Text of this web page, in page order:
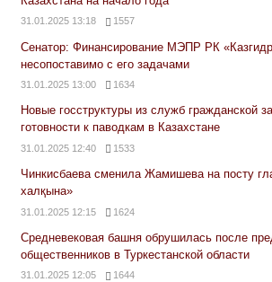
31.01.2025 13:18 1557
Сенатор: Финансирование МЭПР РК
несопоставимо с его задачами
31.01.2025 13:00 1634
Новые госструктуры из служб гражданской
готовности к паводкам в Казахстане
31.01.2025 12:40 1533
Чинкисбаева сменила Жамишева на посту
халқына»
31.01.2025 12:15 1624
Средневековая башня обрушилась после
общественников в Туркестанской области
31.01.2025 12:05 1644